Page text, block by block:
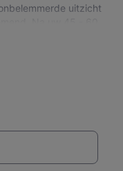
uitzicht
worden gasten